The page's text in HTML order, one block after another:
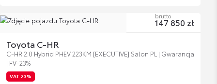
Toyota C-HR
C-HR 2.0 Hybrid PHEV 223KM [EXECUTIVE] Salon PL | Gwarancja
| FV-23%
VAT 23%
brutto
147 850 zł